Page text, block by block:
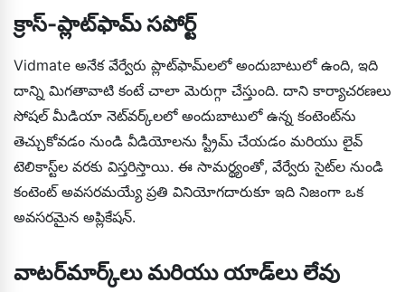
క్రాస్-ప్లాట్‌ఫామ్ సపోర్ట్
Vidmate అనేక వేర్వేరు ప్లాట్‌ఫామ్‌లలో అందుబాటులో ఉంది, ఇది
దాన్ని మిగతావాటి కంటే చాలా మెరుగ్గా చేస్తుంది. దాని కార్యాచరణలు
సోషల్ మీడియా నెట్‌వర్క్‌లలో అందుబాటులో ఉన్న కంటెంట్‌ను
తెచ్చుకోవడం నుండి వీడియోలను స్ట్రీమ్ చేయడం మరియు లైవ్
టెలికాస్ట్‌ల వరకు విస్తరిస్తాయి. ఈ సామర్థ్యంతో, వేర్వేరు సైట్‌ల నుండి
కంటెంట్ అవసరమయ్యే ప్రతి వినియోగదారుకూ ఇది నిజంగా ఒక
అవసరమైన అప్లికేషన్.
వాటర్‌మార్క్‌లు మరియు యాడ్‌లు లేవు